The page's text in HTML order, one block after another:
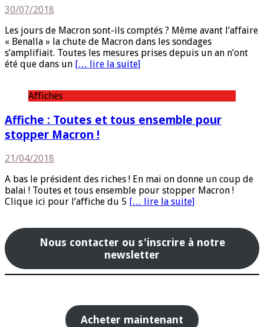
30/07/2018
Les jours de Macron sont-ils comptés ? Même avant l’affaire
« Benalla » la chute de Macron dans les sondages
s’amplifiait. Toutes les mesures prises depuis un an n’ont
été que dans un [… lire la suite]
Affiches
Affiche : Toutes et tous ensemble pour
stopper Macron !
21/04/2018
A bas le président des riches ! En mai on donne un coup de
balai ! Toutes et tous ensemble pour stopper Macron !
Clique ici pour l’affiche du 5 [… lire la suite]
Nous contacter ou s'inscrire à notre
newsletter
Acheter maintenant